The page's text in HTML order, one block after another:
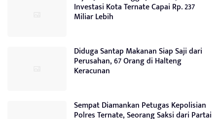
Investasi Kota Ternate Capai Rp. 237
Miliar Lebih
Diduga Santap Makanan Siap Saji dari
Perusahan, 67 Orang di Halteng
Keracunan
Sempat Diamankan Petugas Kepolisian
Polres Ternate, Seorang Saksi dari Partai